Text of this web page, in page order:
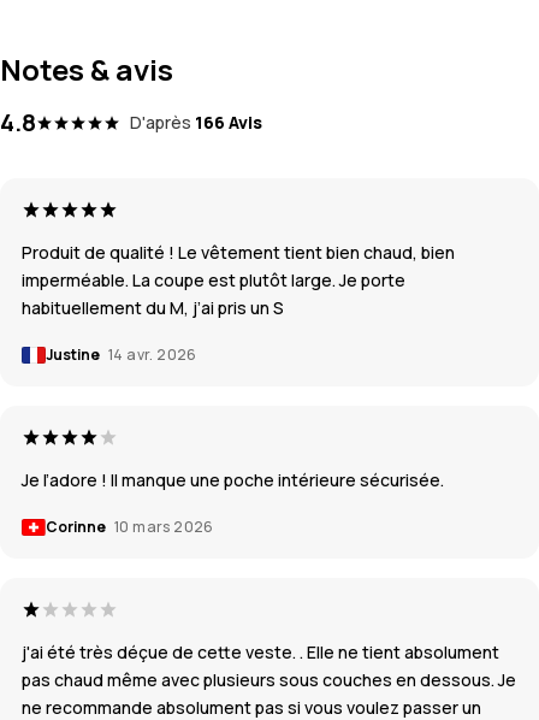
Notes & avis
4.8 D'après 166 Avis
Produit de qualité ! Le vêtement tient bien chaud, bien
imperméable. La coupe est plutôt large. Je porte
habituellement du M, j’ai pris un S
Justine 14 avr. 2026
Je l’adore ! Il manque une poche intérieure sécurisée.
Corinne 10 mars 2026
j'ai été très déçue de cette veste. . Elle ne tient absolument
pas chaud même avec plusieurs sous couches en dessous. Je
ne recommande absolument pas si vous voulez passer un